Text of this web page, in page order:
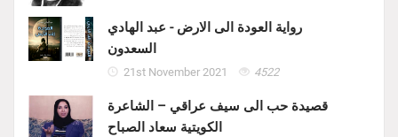
رواية العودة الى الارض - عبد الهادي
السعدون
21st November 2021 4522
قصيدة حب الى سيف عراقي – الشاعرة
الكويتية سعاد الصباح